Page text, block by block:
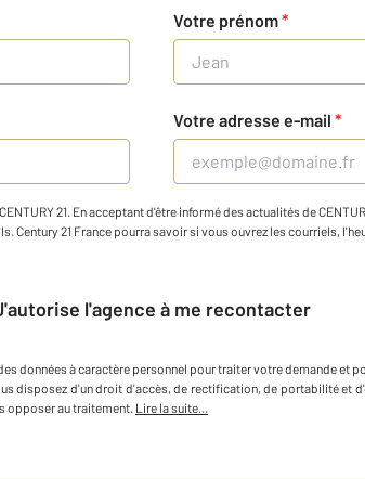
Votre prénom*
Votre adresse e-mail *
21. En acceptant d'être informé des actualités de
Century 21 France pourra savoir si vous ouvrez les courriels,
J'autorise l'agence à me recontacter
données à caractère personnel pour traiter votre demande et
disposez d'un droit d'accès, de rectification, de portabilité et
opposer au traitement. Lire la suite...